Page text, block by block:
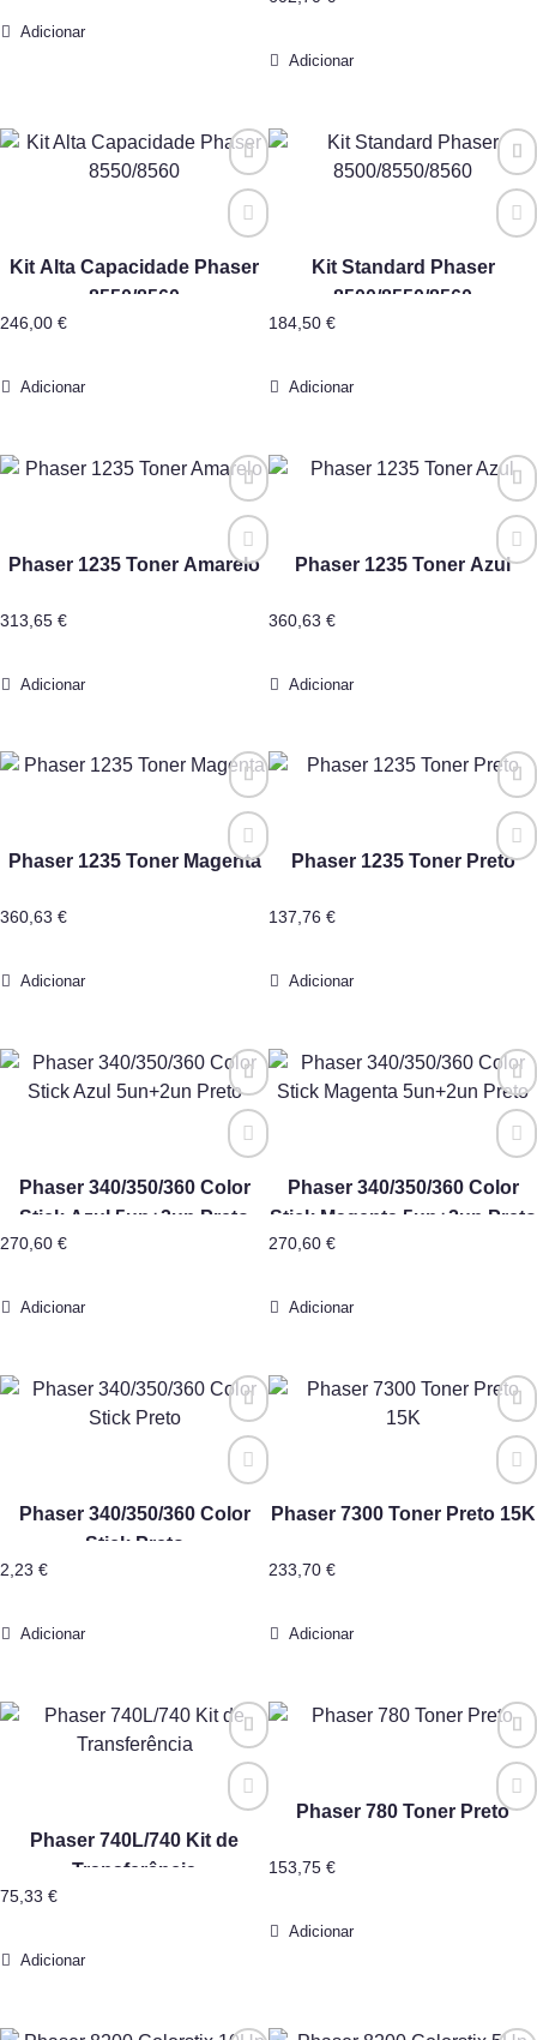
Adicionar
Adicionar
Kit Alta Capacidade Phaser
8550/8560
246,00 €
Adicionar
Kit Standard Phaser
8500/8550/8560
184,50 €
Adicionar
Phaser 1235 Toner Amarelo
313,65 €
Adicionar
Phaser 1235 Toner Azul
360,63 €
Adicionar
Phaser 1235 Toner Magenta
360,63 €
Adicionar
Phaser 1235 Toner Preto
137,76 €
Adicionar
Phaser 340/350/360 Color
Stick Azul 5un+2un Preto
270,60 €
Adicionar
Phaser 340/350/360 Color
Stick Magenta 5un+2un Preto
270,60 €
Adicionar
Phaser 340/350/360 Color
Stick Preto
2,23 €
Adicionar
Phaser 7300 Toner Preto 15K
233,70 €
Adicionar
Phaser 740L/740 Kit de
Transferência
75,33 €
Adicionar
Phaser 780 Toner Preto
153,75 €
Adicionar